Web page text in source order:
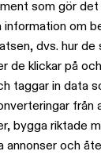
som gör
information om
dvs. hur de
de klickar på
taggar in data
från
bygga riktade
annonser och